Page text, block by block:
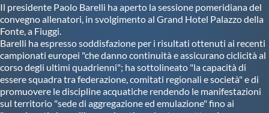
Il presidente Paolo Barelli ha aperto la sessione pomeridiana del
convegno allenatori, in svolgimento al Grand Hotel Palazzo della
Fonte, a Fiuggi.
Barelli ha espresso soddisfazione per i risultati ottenuti ai recenti
campionati europei "che danno continuità e assicurano ciclicità al
corso degli ultimi quadrienni"; ha sottolineato "la capacità di
essere squadra tra federazione, comitati regionali e società" e di
promuovere le discipline acquatiche rendendo le manifestazioni
sul territorio "sede di aggregazione ed emulazione" fino ai